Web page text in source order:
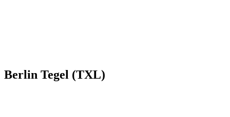
Berlin Tegel (TXL)